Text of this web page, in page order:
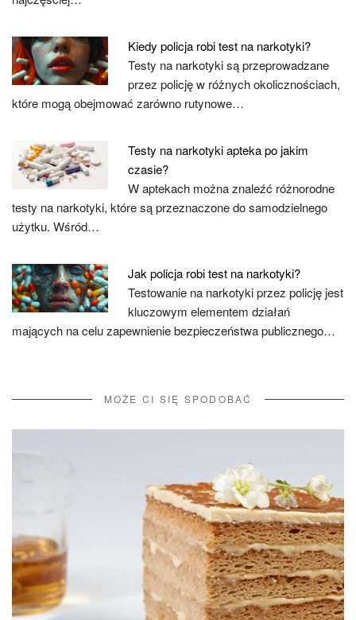
Kiedy policja robi test na narkotyki?
Testy na narkotyki są przeprowadzane
przez policję w różnych okolicznościach,
które mogą obejmować zarówno rutynowe…
Testy na narkotyki apteka po jakim
czasie?
W aptekach można znaleźć różnorodne
testy na narkotyki, które są przeznaczone do samodzielnego
użytku. Wśród…
Jak policja robi test na narkotyki?
Testowanie na narkotyki przez policję jest
kluczowym elementem działań
mających na celu zapewnienie bezpieczeństwa publicznego…
MOŻE CI SIĘ SPODOBAĆ